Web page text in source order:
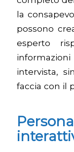
la
possono
esperto
intervista,
faccia con il